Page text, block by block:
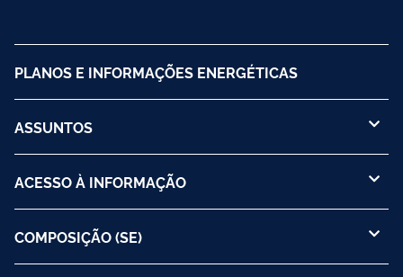
PLANOS E INFORMAÇÕES ENERGÉTICAS
ASSUNTOS
ACESSO À INFORMAÇÃO
COMPOSIÇÃO (SE)